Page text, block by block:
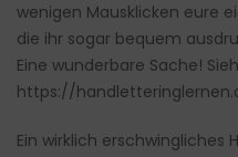
wenigen Mausklicken eure
die ihr sogar bequem
Eine wunderbare Sache!
https://
Ein wirklich erschwingliches